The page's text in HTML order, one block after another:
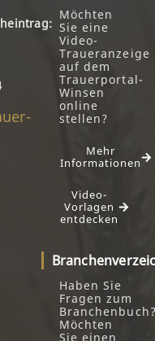
Möchten
Sie eine
Video-
Traueranzeige
auf dem
Trauerportal-
Winsen
online
stellen?
Mehr
Informationen
Video-
Vorlagen
entdecken
Haben Sie
Fragen zum
Möchten
Sie einen